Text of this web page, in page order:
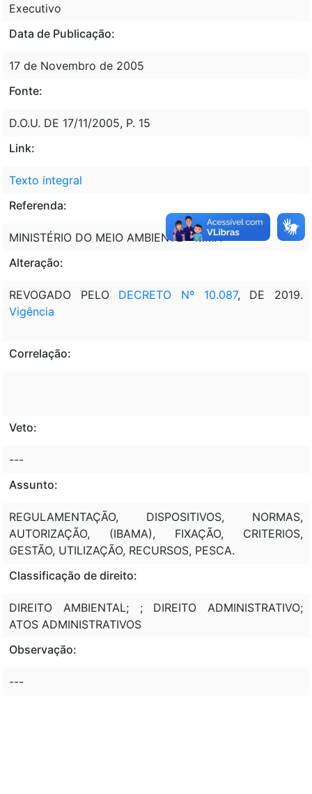
Executivo
Data de Publicação:
17 de Novembro de 2005
Fonte:
D.O.U. DE 17/11/2005, P. 15
Link:
Texto integral
Referenda:
MINISTÉRIO DO MEIO AMBIENTE - MMA
Alteração:
REVOGADO PELO DECRETO Nº 10.087, DE 2019.
Vigência
Correlação:
Veto:
---
Assunto:
REGULAMENTAÇÃO, DISPOSITIVOS, NORMAS,
AUTORIZAÇÃO, (IBAMA), FIXAÇÃO, CRITERIOS,
GESTÃO, UTILIZAÇÃO, RECURSOS, PESCA.
Classificação de direito:
DIREITO AMBIENTAL; ; DIREITO ADMINISTRATIVO;
ATOS ADMINISTRATIVOS
Observação:
---